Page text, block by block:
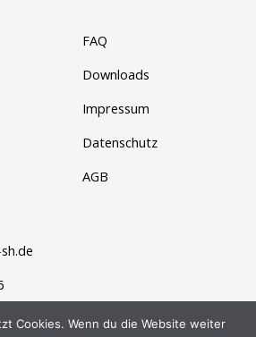
FAQ
Downloads
Impressum
Datenschutz
AGB
Cookies. Wenn du die Website weiter